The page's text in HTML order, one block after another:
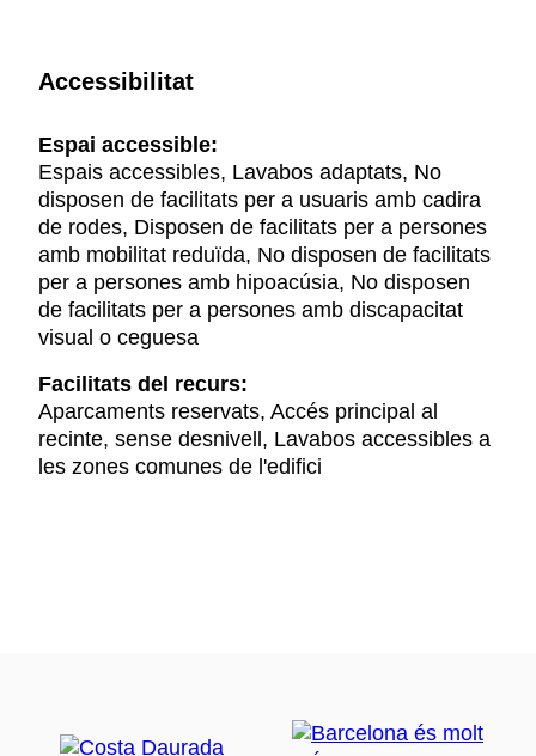
Accessibilitat
Espai accessible:
Espais accessibles, Lavabos adaptats, No
disposen de facilitats per a usuaris amb cadira
de rodes, Disposen de facilitats per a persones
amb mobilitat reduïda, No disposen de facilitats
per a persones amb hipoacúsia, No disposen
de facilitats per a persones amb discapacitat
visual o ceguesa
Facilitats del recurs:
Aparcaments reservats, Accés principal al
recinte, sense desnivell, Lavabos accessibles a
les zones comunes de l'edifici